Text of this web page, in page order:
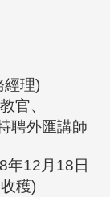
經理)
官、
聘外匯講師
年12月18日
穫)